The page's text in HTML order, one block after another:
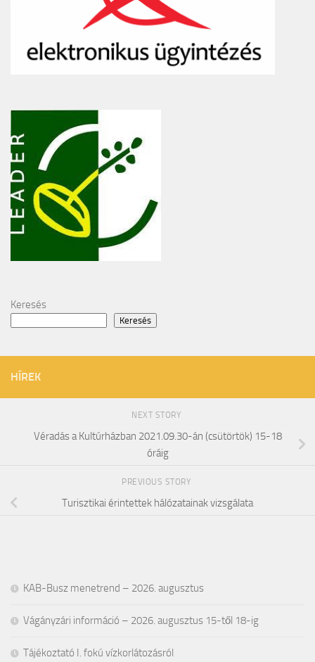
Keresés
Keresés
HÍREK
NEXT STORY
Véradás a Kultúrházban 2021.09.30-án (csütörtök) 15-18
óráig
PREVIOUS STORY
Turisztikai érintettek hálózatainak vizsgálata
KAB-Busz menetrend – 2026. augusztus
Vágányzári információ – 2026. augusztus 15-től 18-ig
Tájékoztató I. fokú vízkorlátozásról